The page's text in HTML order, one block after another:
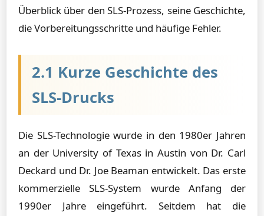
Überblick über den SLS-Prozess, seine Geschichte,
die Vorbereitungsschritte und häufige Fehler.
2.1 Kurze Geschichte des
SLS-Drucks
Die SLS-Technologie wurde in den 1980er Jahren
an der University of Texas in Austin von Dr. Carl
Deckard und Dr. Joe Beaman entwickelt. Das erste
kommerzielle SLS-System wurde Anfang der
1990er Jahre eingeführt. Seitdem hat die